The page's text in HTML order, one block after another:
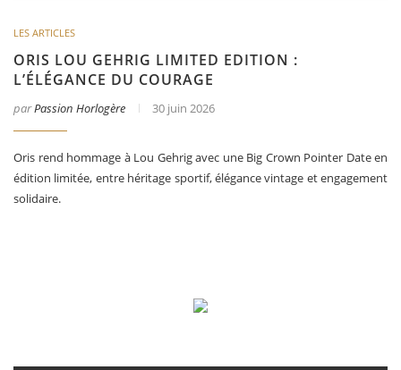
LES ARTICLES
ORIS LOU GEHRIG LIMITED EDITION :
L’ÉLÉGANCE DU COURAGE
parPassion Horlogère 30 juin 2026
Oris rend hommage à Lou Gehrig avec une Big Crown Pointer Date en
édition limitée, entre héritage sportif, élégance vintage et engagement
solidaire.